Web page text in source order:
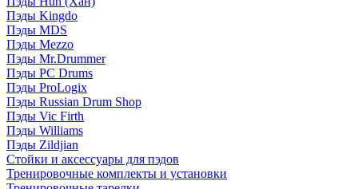
Пэды Kingdo
Пэды MDS
Пэды Mezzo
Пэды Mr.Drummer
Пэды PC Drums
Пэды ProLogix
Пэды Russian Drum Shop
Пэды Vic Firth
Пэды Williams
Пэды Zildjian
Стойки и аксессуары для пэдов
Тренировочные комплекты и установки